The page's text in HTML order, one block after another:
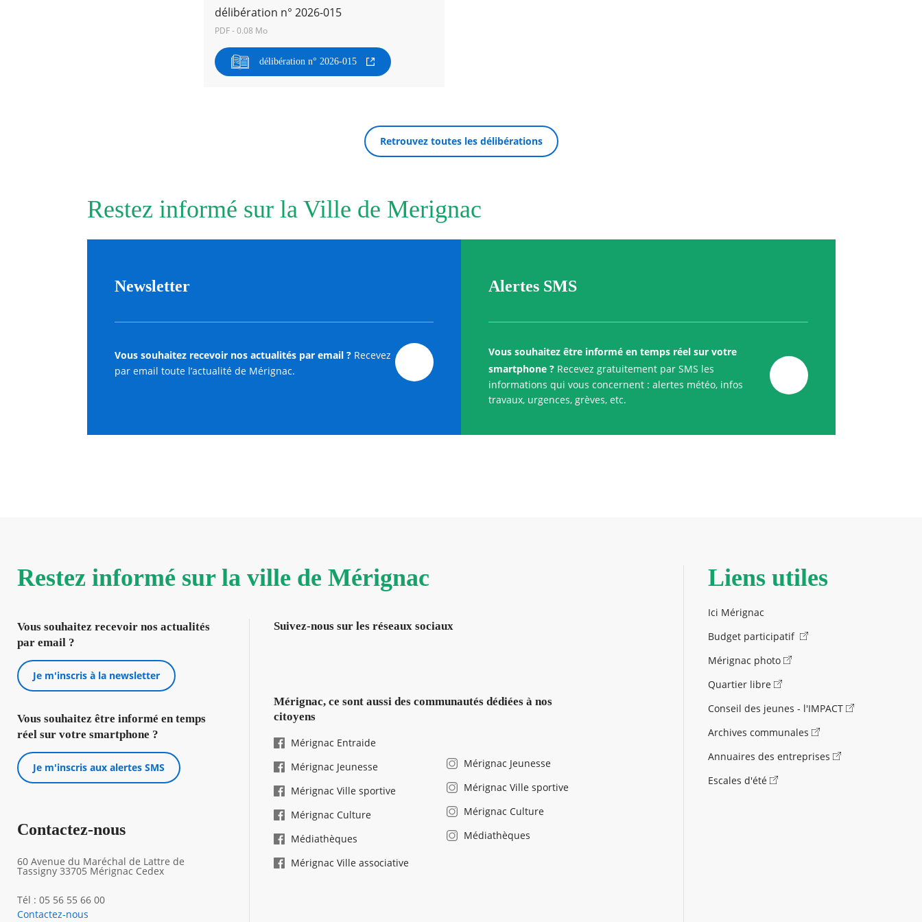
délibération n° 2026-015
PDF - 0.08 Mo
délibération n° 2026-015
Retrouvez toutes les délibérations
Restez informé sur la Ville de Merignac
Newsletter
Vous souhaitez recevoir nos actualités par email ?Recevez
par email toute l’actualité de Mérignac.
Alertes SMS
Vous souhaitez être informé en temps réel sur votre
smartphone ? Recevez gratuitement par SMS les
informations qui vous concernent : alertes météo, infos
travaux, urgences, grèves, etc.
Restez informé sur la ville de Mérignac
Vous souhaitez recevoir nos actualités
par email ?
Je m'inscris à la newsletter
Vous souhaitez être informé en temps
réel sur votre smartphone ?
Je m'inscris aux alertes SMS
Contactez-nous
60 Avenue du Maréchal de Lattre de
Tassigny 33705 Mérignac Cedex
Tél : 05 56 55 66 00
Contactez-nous
Suivez-nous sur les réseaux sociaux
Mérignac, ce sont aussi des communautés dédiées à nos
citoyens
Mérignac Entraide
Mérignac Jeunesse
Mérignac Ville sportive
Mérignac Culture
Médiathèques
Mérignac Ville associative
Mérignac Jeunesse
Mérignac Ville sportive
Mérignac Culture
Médiathèques
Liens utiles
Ici Mérignac
Budget participatif
Mérignac photo
Quartier libre
Conseil des jeunes - l'IMPACT
Archives communales
Annuaires des entreprises
Escales d'été